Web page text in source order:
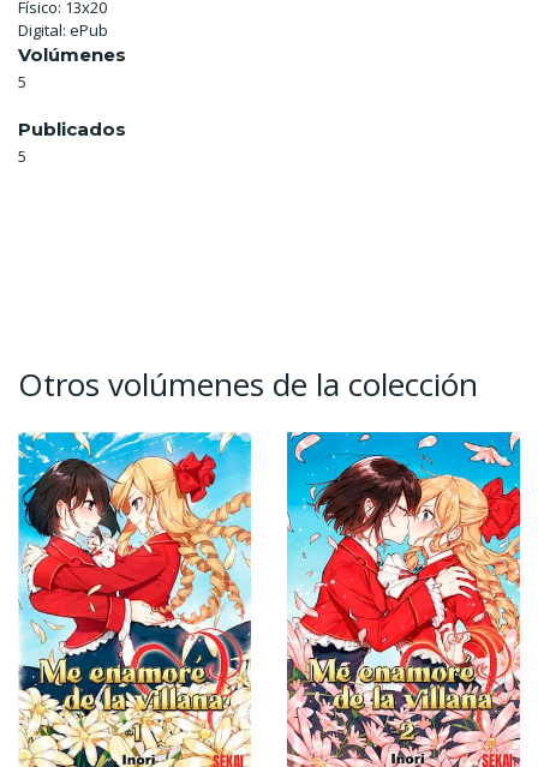
Físico: 13x20
Digital: ePub
Volúmenes
5
Publicados
5
Otros volúmenes de la colección